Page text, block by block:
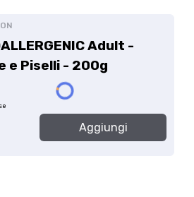
Adult -
e Piselli - 200g
Aggiungi